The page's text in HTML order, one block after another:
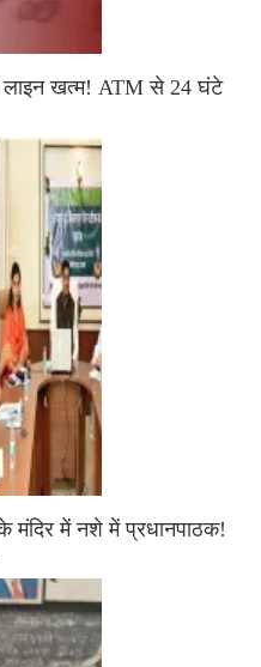
खत्म! ATM से 24 घंटे
मंदिर में नशे में प्रधानपाठक!